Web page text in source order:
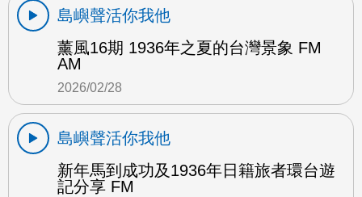
島嶼聲活你我他
薰風16期 1936年之夏的台灣景象 FM
AM
2026/02/28
島嶼聲活你我他
新年馬到成功及1936年日籍旅者環台遊
記分享 FM